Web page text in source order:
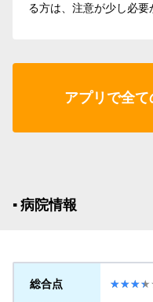
る方は、注意が少し必要
アプリで全
▪︎ 病院情報
総合点